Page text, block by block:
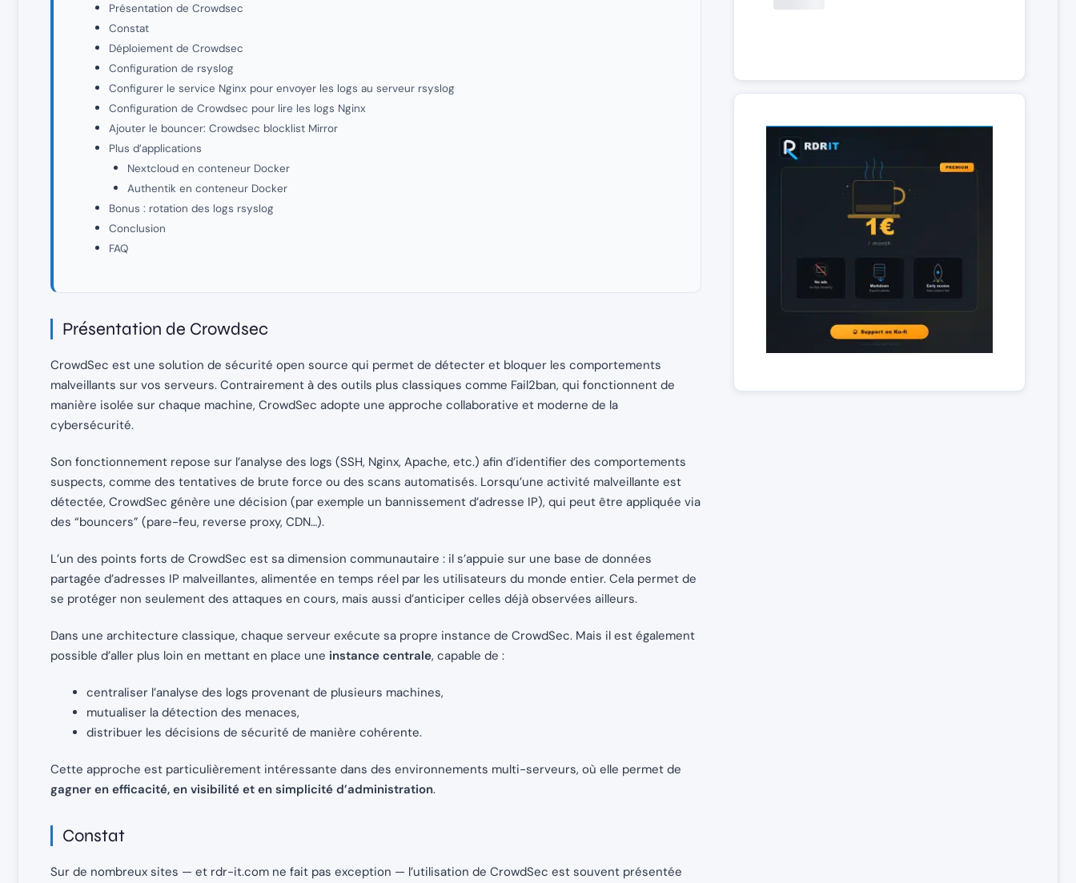
Présentation de Crowdsec
Constat
Déploiement de Crowdsec
Configuration de rsyslog
Configurer le service Nginx pour envoyer les logs au serveur rsyslog
Configuration de Crowdsec pour lire les logs Nginx
Ajouter le bouncer: Crowdsec blocklist Mirror
Plus d’applications
Nextcloud en conteneur Docker
Authentik en conteneur Docker
Bonus : rotation des logs rsyslog
Conclusion
FAQ
Présentation de Crowdsec
CrowdSec est une solution de sécurité open source qui permet de détecter et bloquer les comportements
malveillants sur vos serveurs. Contrairement à des outils plus classiques comme Fail2ban, qui fonctionnent de
manière isolée sur chaque machine, CrowdSec adopte une approche collaborative et moderne de la
cybersécurité.
Son fonctionnement repose sur l’analyse des logs (SSH, Nginx, Apache, etc.) afin d’identifier des comportements
suspects, comme des tentatives de brute force ou des scans automatisés. Lorsqu’une activité malveillante est
détectée, CrowdSec génère une décision (par exemple un bannissement d’adresse IP), qui peut être appliquée via
des “bouncers” (pare-feu, reverse proxy, CDN…).
L’un des points forts de CrowdSec est sa dimension communautaire : il s’appuie sur une base de données
partagée d’adresses IP malveillantes, alimentée en temps réel par les utilisateurs du monde entier. Cela permet de
se protéger non seulement des attaques en cours, mais aussi d’anticiper celles déjà observées ailleurs.
Dans une architecture classique, chaque serveur exécute sa propre instance de CrowdSec. Mais il est également
possible d’aller plus loin en mettant en place une instance centrale, capable de :
centraliser l’analyse des logs provenant de plusieurs machines,
mutualiser la détection des menaces,
distribuer les décisions de sécurité de manière cohérente.
Cette approche est particulièrement intéressante dans des environnements multi-serveurs, où elle permet de
gagner en efficacité, en visibilité et en simplicité d’administration.
Constat
Sur de nombreux sites — et rdr-it.com ne fait pas exception — l’utilisation de CrowdSec est souvent présentée